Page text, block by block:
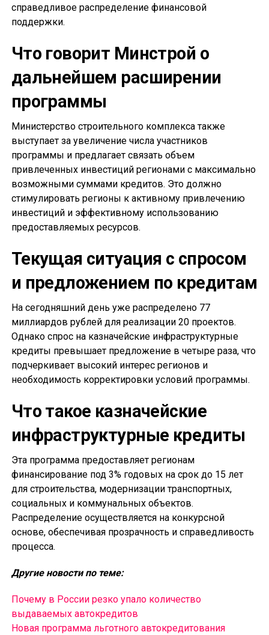
справедливое распределение финансовой
поддержки.
Что говорит Минстрой о
дальнейшем расширении
программы
Министерство строительного комплекса также
выступает за увеличение числа участников
программы и предлагает связать объем
привлеченных инвестиций регионами с максимально
возможными суммами кредитов. Это должно
стимулировать регионы к активному привлечению
инвестиций и эффективному использованию
предоставляемых ресурсов.
Текущая ситуация с спросом
и предложением по кредитам
На сегодняшний день уже распределено 77
миллиардов рублей для реализации 20 проектов.
Однако спрос на казначейские инфраструктурные
кредиты превышает предложение в четыре раза, что
подчеркивает высокий интерес регионов и
необходимость корректировки условий программы.
Что такое казначейские
инфраструктурные кредиты
Эта программа предоставляет регионам
финансирование под 3% годовых на срок до 15 лет
для строительства, модернизации транспортных,
социальных и коммунальных объектов.
Распределение осуществляется на конкурсной
основе, обеспечивая прозрачность и справедливость
процесса.
Другие новости по теме:
Почему в России резко упало количество
выдаваемых автокредитов
Новая программа льготного автокредитования